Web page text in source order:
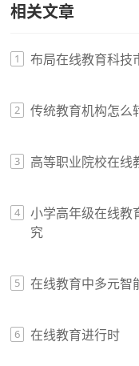
相关文章
1 布局在线教育科技
2 传统教育机构怎么
3 高等职业院校在线
4
小学高年级在线教
究
5 在线教育中多元智
6 在线教育进行时